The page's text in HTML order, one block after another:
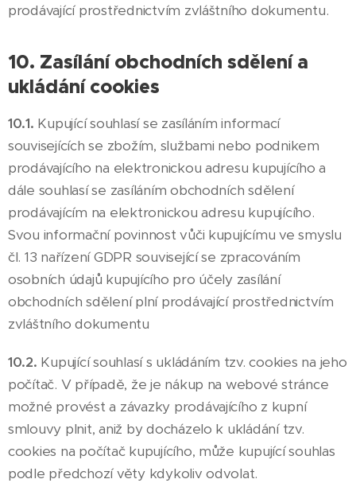
prodávající prostřednictvím zvláštního dokumentu.
10. Zasílání obchodních sdělení a
ukládání cookies
10.1. Kupující souhlasí se zasíláním informací
souvisejících se zbožím, službami nebo podnikem
prodávajícího na elektronickou adresu kupujícího a
dále souhlasí se zasíláním obchodních sdělení
prodávajícím na elektronickou adresu kupujícího.
Svou informační povinnost vůči kupujícímu ve smyslu
čl. 13 nařízení GDPR související se zpracováním
osobních údajů kupujícího pro účely zasílání
obchodních sdělení plní prodávající prostřednictvím
zvláštního dokumentu
10.2. Kupující souhlasí s ukládáním tzv. cookies na jeho
počítač. V případě, že je nákup na webové stránce
možné provést a závazky prodávajícího z kupní
smlouvy plnit, aniž by docházelo k ukládání tzv.
cookies na počítač kupujícího, může kupující souhlas
podle předchozí věty kdykoliv odvolat.